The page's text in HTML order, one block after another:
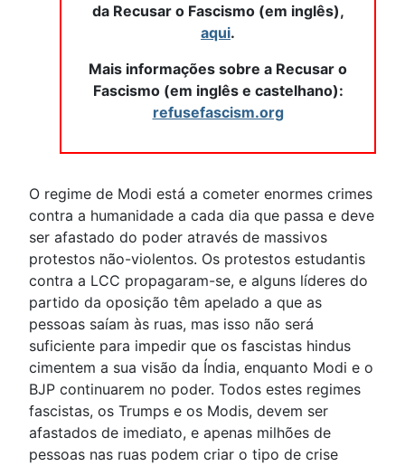
da Recusar o Fascismo (em inglês),
aqui.
Mais informações sobre a Recusar o
Fascismo (em inglês e castelhano):
refusefascism.org
O regime de Modi está a cometer enormes crimes
contra a humanidade a cada dia que passa e deve
ser afastado do poder através de massivos
protestos não-violentos. Os protestos estudantis
contra a LCC propagaram-se, e alguns líderes do
partido da oposição têm apelado a que as
pessoas saíam às ruas, mas isso não será
suficiente para impedir que os fascistas hindus
cimentem a sua visão da Índia, enquanto Modi e o
BJP continuarem no poder. Todos estes regimes
fascistas, os Trumps e os Modis, devem ser
afastados de imediato, e apenas milhões de
pessoas nas ruas podem criar o tipo de crise